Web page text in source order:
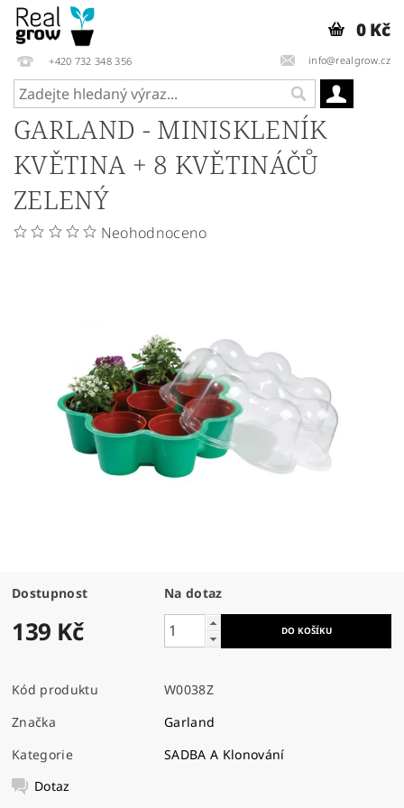
+420 732 348 356 info@realgrow.cz
0 Kč
GARLAND - MINISKLENÍK
KVĚTINA + 8 KVĚTINÁČŮ
ZELENÝ
Neohodnoceno
Dostupnost Na dotaz
139 Kč
Kód produktu
W0038Z
Značka
Garland
Kategorie
SADBA A Klonování
Dotaz